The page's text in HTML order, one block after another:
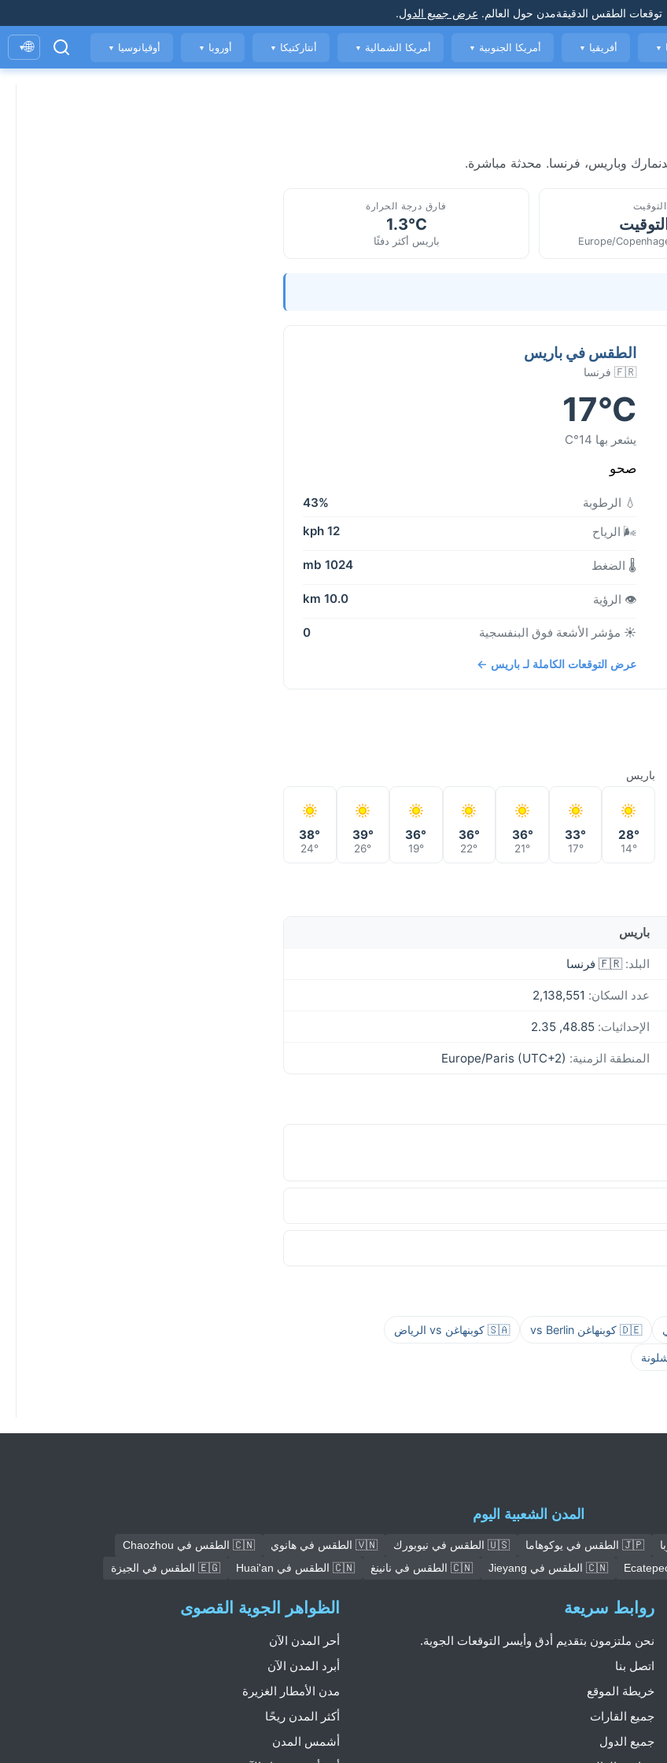
توقعات الطقس الدقيقةمدن حول العالم. عرض جميع الدول.
▼ أفريقيا ▼ أمريكا الجنوبية ▼ أمريكا الشمالية ▼ أنتاركتيكا ▼ أوروبا ▼ أوقيانوسيا ▼
🌐
▾
وباريس، فرنسا. محدثة مباشرة.
Europe/
فارق درجة الحرارة
1.3°C
باريس أكثر دفئًا
الطقس في باريس
🇫🇷 فرنسا
17°C
يشعر بها 14°C
صحو
💧 الرطوبة
43%
🌬️ الرياح
12 kph
🌡️ الضغط 1024 mb
👁️ الرؤية 10.0 km
☀️ مؤشر الأشعة فوق البنفسجية 0
عرض التوقعات الكاملة لـ باريس ←
باريس
28°
14°
33°
17°
36°
21°
36°
22°
36°
19°
39°
26°
38°
24°
باريس
البلد: 🇫🇷 فرنسا
عدد السكان:
الإحداثيات:
المنطقة الزمنية:
🇩🇪 كوبنهاغن vs Berlin 🇸🇦 كوبنهاغن vs الرياض
المدن الشعبية اليوم
🇯🇵 الطقس في يوكوهاما 🇺🇸 الطقس في نيويورك 🇻🇳 الطقس في هانوي
🇨🇳 الطقس في Chaozhou
🇨🇳 الطقس في Jieyang 🇨🇳 الطقس في نانينغ 🇨🇳 الطقس في Huai'an 🇪🇬 الطقس في الجيزة
روابط سريعة
نحن ملتزمون بتقديم أدق وأيسر التوقعات الجوية.
اتصل بنا
خريطة الموقع
جميع القارات
جميع الدول
الظواهر الجوية القصوى
أحر المدن الآن
أبرد المدن الآن
مدن الأمطار الغزيرة
أكثر المدن ريحًا
أشمس المدن